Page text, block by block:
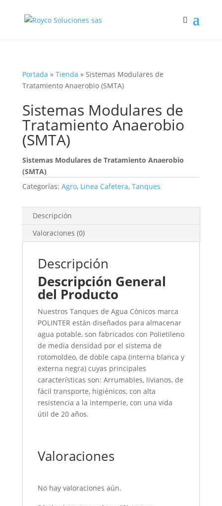
Portada » Tienda » Sistemas Modulares de
Tratamiento Anaerobio (SMTA)
Sistemas Modulares de
Tratamiento Anaerobio
(SMTA)
Sistemas Modulares de Tratamiento Anaerobio
(SMTA)
Categorías: Agro, Linea Cafetera, Tanques
Descripción
Valoraciones (0)
Descripción
Descripción General
del Producto
Nuestros Tanques de Agua Cónicos marca
POLINTER están diseñados para almacenar
agua potable, son fabricados con Polietileno
de media densidad por el sistema de
rotomoldeo, de doble capa (interna blanca y
externa negra) cuyas principales
características son: Arrumables, livianos, de
fácil transporte, higiénicos, con alta
resistencia a la intemperie, con una vida
útil de 20 años.
Valoraciones
No hay valoraciones aún.